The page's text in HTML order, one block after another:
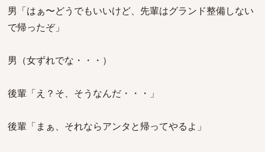
男「はぁ〜どうでもいいけど、先輩はグランド整備しない
で帰ったぞ」
男（女ずれでな・・・）
後輩「え？そ、そうなんだ・・・」
後輩「まぁ、それならアンタと帰ってやるよ」